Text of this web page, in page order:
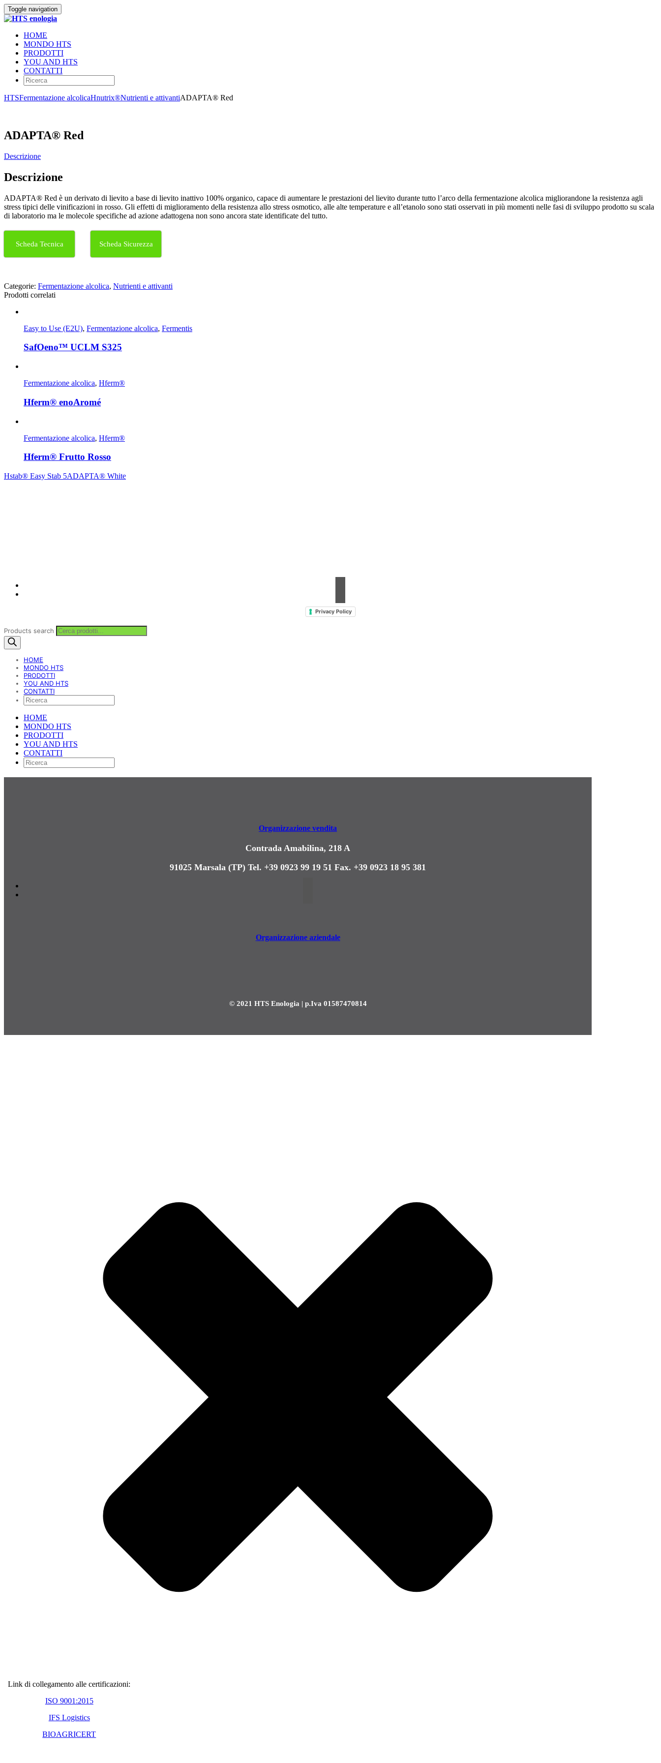
Toggle navigation
HOME
MONDO HTS
PRODOTTI
YOU AND HTS
CONTATTI
HTSFermentazione alcolicaHnutrix®Nutrienti e attivantiADAPTA® Red
ADAPTA® Red
Descrizione
Descrizione
ADAPTA® Red è un derivato di lievito a base di lievito inattivo 100% organico, capace di aumentare le prestazioni del lievito durante tutto l’arco della fermentazione alcolica migliorandone la resistenza agli
stress tipici delle vinificazioni in rosso. Gli effetti di miglioramento della resistenza allo stress osmotico, alle alte temperature e all’etanolo sono stati osservati in più momenti nelle fasi di sviluppo prodotto su scala
di laboratorio ma le molecole specifiche ad azione adattogena non sono ancora state identificate del tutto.
Scheda Tecnica Scheda Sicurezza
Categorie: Fermentazione alcolica, Nutrienti e attivanti
Prodotti correlati
Easy to Use (E2U), Fermentazione alcolica, Fermentis
SafOeno™ UCLM S325
Fermentazione alcolica, Hferm®
Hferm® enoAromé
Fermentazione alcolica, Hferm®
Hferm® Frutto Rosso
Hstab® Easy Stab 5ADAPTA® White
Privacy Policy
Products search
HOME
MONDO HTS
PRODOTTI
YOU AND HTS
CONTATTI
HOME
MONDO HTS
PRODOTTI
YOU AND HTS
CONTATTI
Organizzazione vendita
Contrada Amabilina, 218 A
91025 Marsala (TP) Tel. +39 0923 99 19 51 Fax. +39 0923 18 95 381
Organizzazione aziendale
© 2021 HTS Enologia | p.Iva 01587470814
Link di collegamento alle certificazioni:
ISO 9001:2015
IFS Logistics
BIOAGRICERT